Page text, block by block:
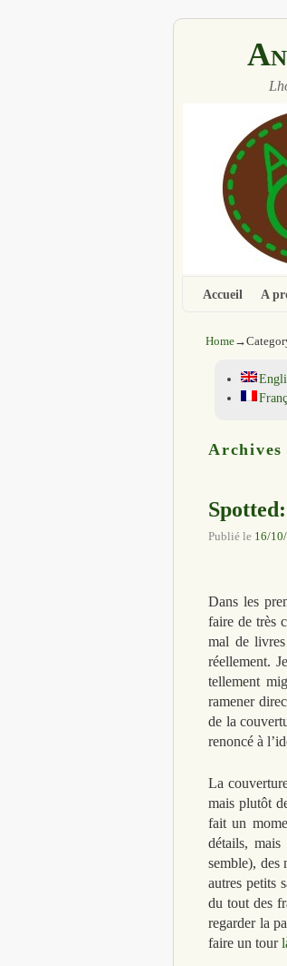
Aller au
Aller au
Accueil A
Home
Publié le 16/
Dans les
faire de très
mal de
réellement.
tellement
ramener
de la
renoncé à
La
mais plutôt
fait un
détails,
semble), des
autres petits
du tout des
regarder la
faire un tour